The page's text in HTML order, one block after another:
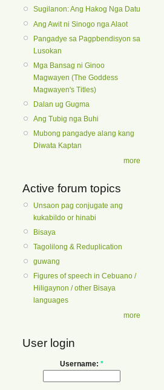
Sugilanon: Ang Hakog Nga Datu
Ang Awit ni Sinogo nga Alaot
Pangadye sa Pagpbendisyon sa
Lusokan
Mga Bansag ni Ginoo
Magwayen (The Goddess
Magwayen's Titles)
Dalan ug Gugma
Ang Tubig nga Buhi
Mubong pangadye alang kang
Diwata Kaptan
more
Active forum topics
Unsaon pag conjugate ang
kukabildo or hinabi
Bisaya
Tagolilong & Reduplication
guwang
Figures of speech in Cebuano /
Hiligaynon / other Bisaya
languages
more
User login
Username: *